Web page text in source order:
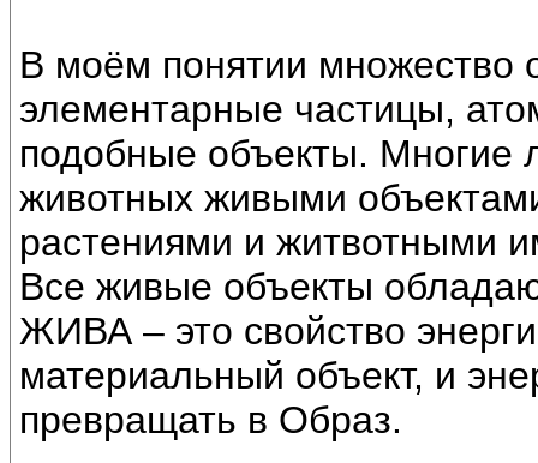
В моём понятии множество
элементарные частицы,
подобные объекты. Многие
животных живыми
растениями и житвотными
Все живые объекты
ЖИВА – это свойство
материальный объект, и
превращать в Образ.